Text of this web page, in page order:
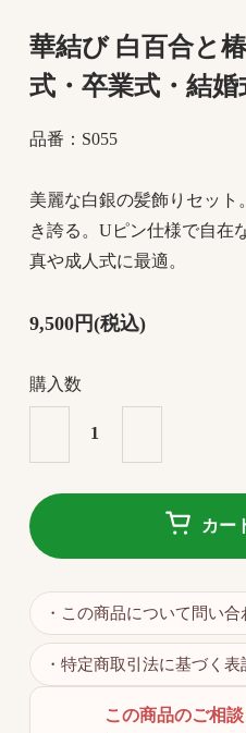
華結び 白百合と
式・卒業式・結婚
品番：S055
美麗な白銀の髪飾りセッ
き誇る。Uピン仕様で自在
真や成人式に最適。
9,500円(税込)
購入数
カー
・この商品について問い合
・特定商取引法に基づく表
この商品のご相